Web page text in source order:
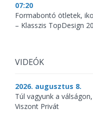
07:20
Formabontó ötletek,
– Klasszis TopDesign
VIDEÓK
2026. augusztus 8.
Túl vagyunk a
Viszont Privát